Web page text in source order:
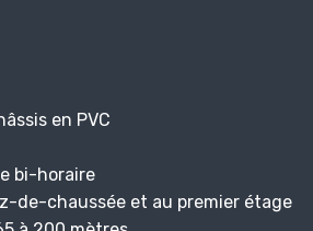
en PVC
bi-horaire
de-chaussée et au premier étage